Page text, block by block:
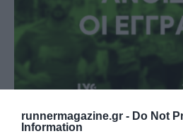
runnermagazine.gr - Do Not
Information
Άνοιγμα εγγραφών για το